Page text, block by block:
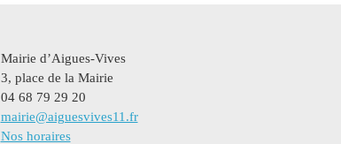
Mairie d’Aigues-Vives
3, place de la Mairie
04 68 79 29 20
mairie@aiguesvives11.fr
Nos horaires